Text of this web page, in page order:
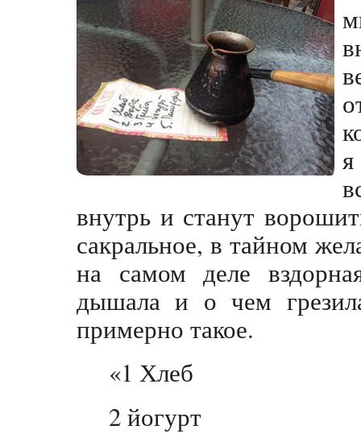
внутрь и станут
сакральное, в тайном
на самом деле
дышала и о чем
примерно такое.
«1 Хлеб
2 йогурт